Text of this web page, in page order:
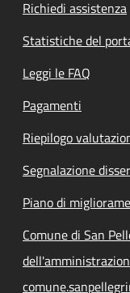
Richiedi assistenza
Statistiche del
Leggi le FAQ
Pagamenti
Riepilogo
Segnalazione
Piano di
Comune di San